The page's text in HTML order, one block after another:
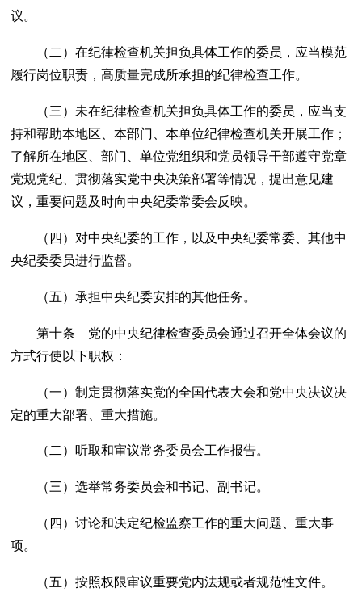
议。
（二）在纪律检查机关担负具体工作的委员，应当模范
履行岗位职责，高质量完成所承担的纪律检查工作。
（三）未在纪律检查机关担负具体工作的委员，应当支
持和帮助本地区、本部门、本单位纪律检查机关开展工作；
了解所在地区、部门、单位党组织和党员领导干部遵守党章
党规党纪、贯彻落实党中央决策部署等情况，提出意见建
议，重要问题及时向中央纪委常委会反映。
（四）对中央纪委的工作，以及中央纪委常委、其他中
央纪委委员进行监督。
（五）承担中央纪委安排的其他任务。
第十条 党的中央纪律检查委员会通过召开全体会议的
方式行使以下职权：
（一）制定贯彻落实党的全国代表大会和党中央决议决
定的重大部署、重大措施。
（二）听取和审议常务委员会工作报告。
（三）选举常务委员会和书记、副书记。
（四）讨论和决定纪检监察工作的重大问题、重大事
项。
（五）按照权限审议重要党内法规或者规范性文件。